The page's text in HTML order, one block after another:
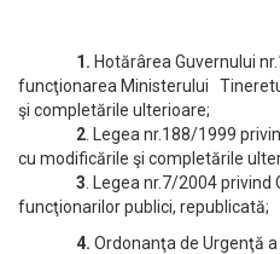
1. Hotărârea Guvernului
funcţionarea Ministerului
şi completările ulterioare;
2 . Legea nr.188/1999
cu modificările şi completările
3 . Legea nr.7/2004
funcţionarilor publici, republicată;
4. Ordonanţa de Urgenţă